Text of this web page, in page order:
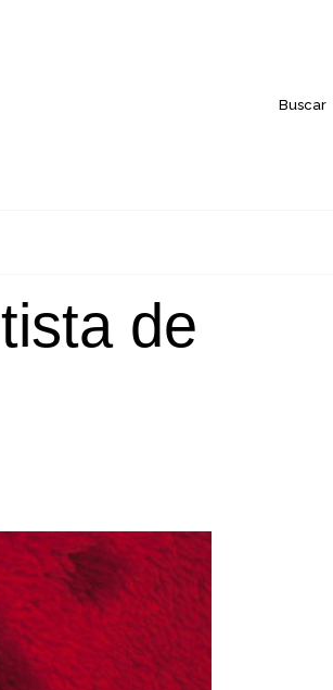
Buscar
de